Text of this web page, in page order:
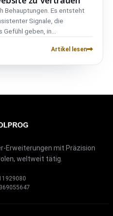
Behauptungen. Es entsteht
Signale, die
Gefühl geben, in
Artikel lesen
Erweiterungen mit Präzision
weltweit tätig.